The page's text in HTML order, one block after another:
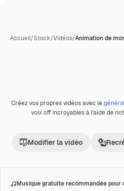
Accueil/Stock/Vidéos/Animation de
Premium
Créez vos propres vidéos avec le
voix off incroyables à l’aide de
Modifier la vidéo
Musique gratuite recommandée pour